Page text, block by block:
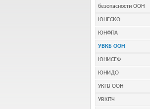
безопасности ООН
ЮНЕСКО
ЮНФПА
УВКБ ООН
ЮНИСЕФ
ЮНИДО
УКГВ ООН
УВКПЧ